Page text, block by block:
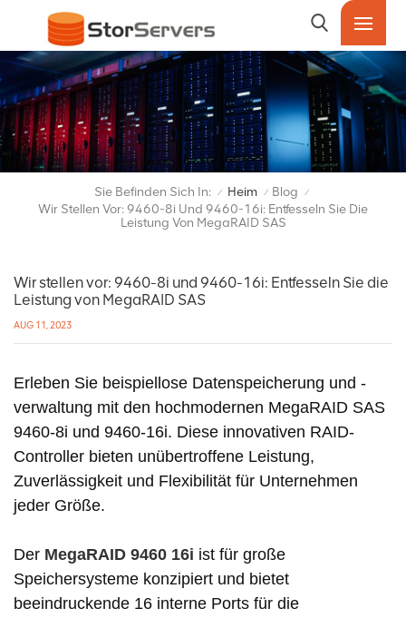
Sie Befinden Sich In: / Heim / Blog /
Wir Stellen Vor: 9460-8i Und 9460-16i: Entfesseln Sie Die
Leistung Von MegaRAID SAS
Wir stellen vor: 9460-8i und 9460-16i: Entfesseln Sie die
Leistung von MegaRAID SAS
AUG 11, 2023
Erleben Sie beispiellose Datenspeicherung und -
verwaltung mit den hochmodernen MegaRAID SAS
9460-8i und 9460-16i. Diese innovativen RAID-
Controller bieten unübertroffene Leistung,
Zuverlässigkeit und Flexibilität für Unternehmen
jeder Größe.
Der MegaRAID 9460 16i ist für große
Speichersysteme konzipiert und bietet
beeindruckende 16 interne Ports für die